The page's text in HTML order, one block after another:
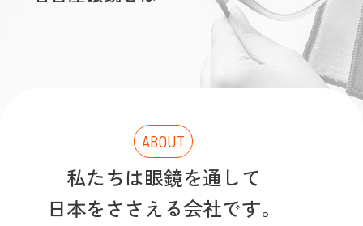
ABOUT
私たちは眼鏡を通して
日本をささえる会社です。